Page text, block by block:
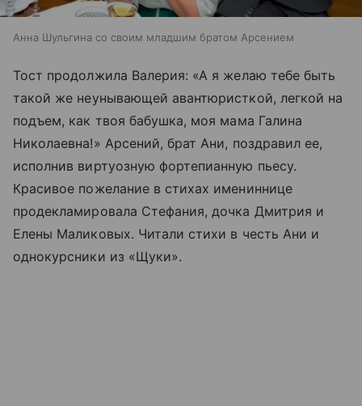
Анна Шульгина со своим младшим братом Арсением
Тост продолжила Валерия: «А я желаю тебе быть
такой же неунывающей авантюристкой, легкой на
подъем, как твоя бабушка, моя мама Галина
Николаевна!» Арсений, брат Ани, поздравил ее,
исполнив виртуозную фортепианную пьесу.
Красивое пожелание в стихах имениннице
продекламировала Стефания, дочка Дмитрия и
Елены Маликовых. Читали стихи в честь Ани и
однокурсники из «Щуки».